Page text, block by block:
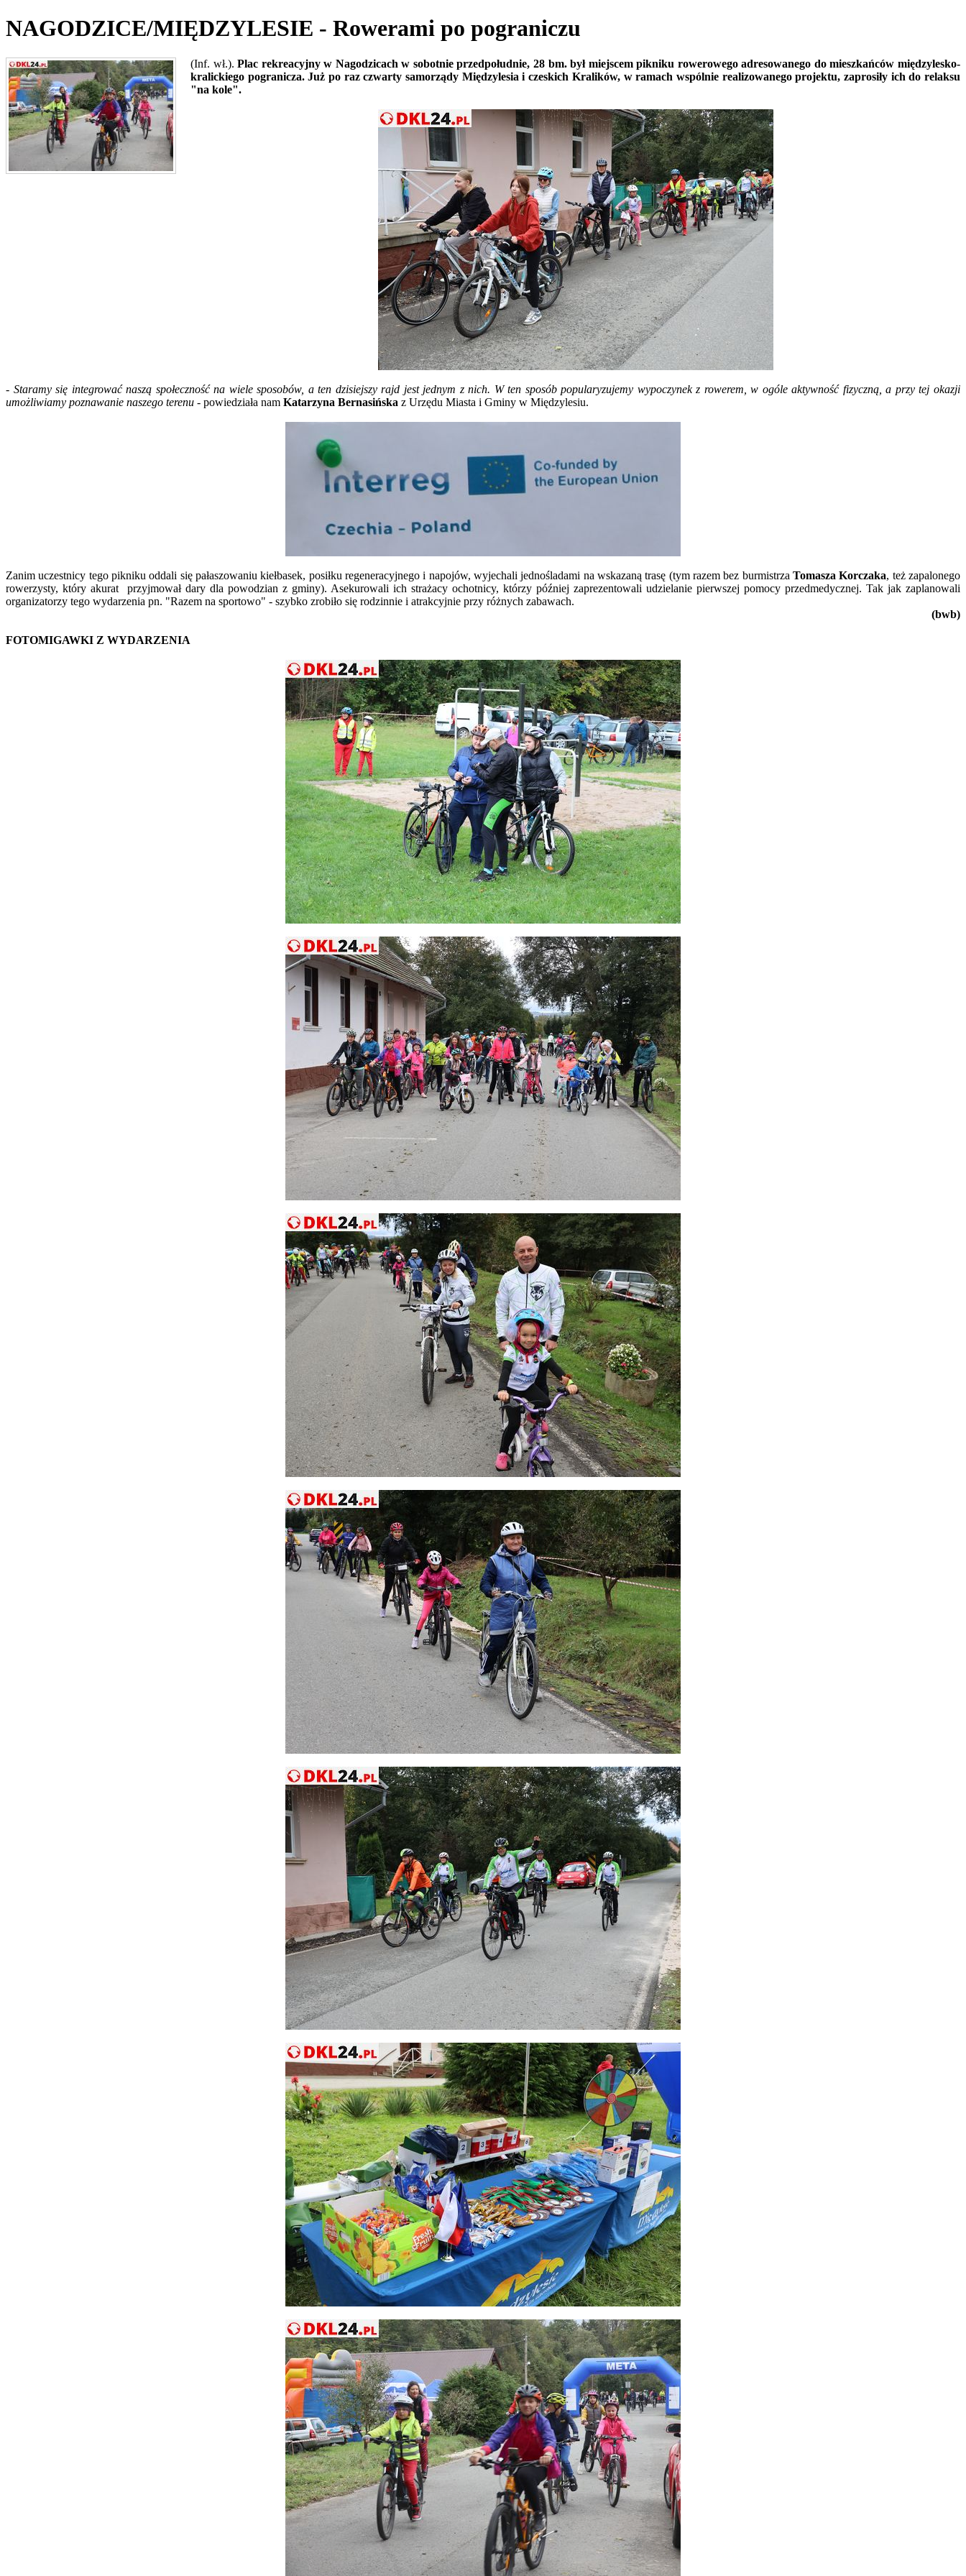
NAGODZICE/MIĘDZYLESIE - Rowerami po pograniczu
(Inf. wł.).Plac rekreacyjny w Nagodzicach w sobotnie przedpołudnie, 28 bm. był miejscem pikniku rowerowego adresowanego do mieszkańców międzylesko-
kralickiego pogranicza. Już po raz czwarty samorządy Międzylesia i czeskich Kralików, w ramach wspólnie realizowanego projektu, zaprosiły ich do relaksu
"na kole".
- Staramy się integrować naszą społeczność na wiele sposobów, a ten dzisiejszy rajd jest jednym z nich. W ten sposób popularyzujemy wypoczynek z rowerem, w ogóle aktywność fizyczną, a przy tej okazji
umożliwiamy poznawanie naszego terenu - powiedziała nam Katarzyna Bernasińska z Urzędu Miasta i Gminy w Międzylesiu.
Zanim uczestnicy tego pikniku oddali się pałaszowaniu kiełbasek, posiłku regeneracyjnego i napojów, wyjechali jednośladami na wskazaną trasę (tym razem bez burmistrza Tomasza Korczaka, też zapalonego
rowerzysty, który akurat przyjmował dary dla powodzian z gminy). Asekurowali ich strażacy ochotnicy, którzy później zaprezentowali udzielanie pierwszej pomocy przedmedycznej. Tak jak zaplanowali
organizatorzy tego wydarzenia pn. "Razem na sportowo" - szybko zrobiło się rodzinnie i atrakcyjnie przy różnych zabawach.
(bwb)
FOTOMIGAWKI Z WYDARZENIA